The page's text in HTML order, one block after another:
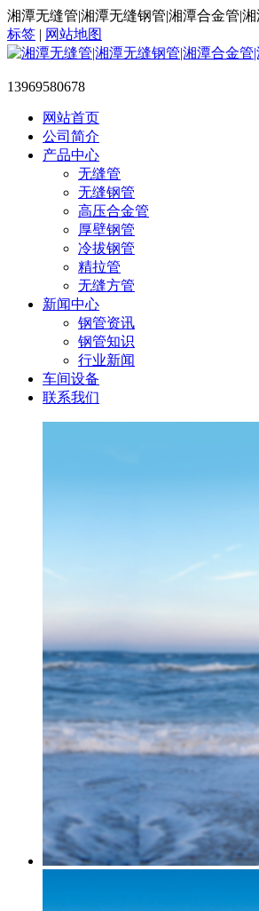
湘潭无缝管|湘潭无缝钢管|湘潭合金管|
标签 | 网站地图
13969580678
网站首页
公司简介
产品中心
无缝管
无缝钢管
高压合金管
厚壁钢管
冷拔钢管
精拉管
无缝方管
新闻中心
钢管资讯
钢管知识
行业新闻
车间设备
联系我们